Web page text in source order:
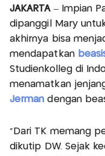
JAKARTA– Impian
dipanggil Mary
akhirnya bisa
mendapatkan
Studienkolleg di
menamatkan
Jerman dengan
"Dari TK memang
dikutip DW. Sejak